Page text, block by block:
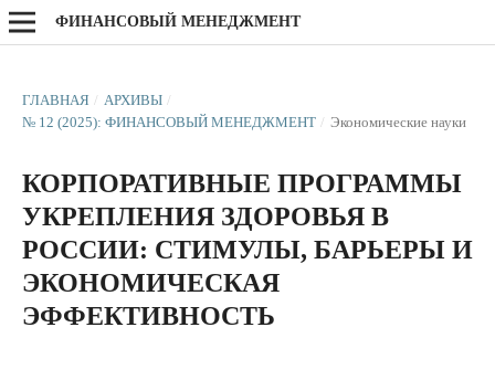
ФИНАНСОВЫЙ МЕНЕДЖМЕНТ
ГЛАВНАЯ / АРХИВЫ /
№ 12 (2025): ФИНАНСОВЫЙ МЕНЕДЖМЕНТ / Экономические науки
КОРПОРАТИВНЫЕ ПРОГРАММЫ
УКРЕПЛЕНИЯ ЗДОРОВЬЯ В
РОССИИ: СТИМУЛЫ, БАРЬЕРЫ И
ЭКОНОМИЧЕСКАЯ
ЭФФЕКТИВНОСТЬ